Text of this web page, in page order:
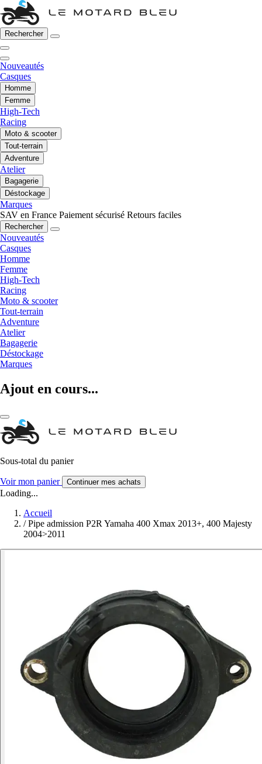
Rechercher
Nouveautés
Casques
Homme
Femme
High-Tech
Racing
Moto & scooter
Tout-terrain
Adventure
Atelier
Bagagerie
Déstockage
Marques
SAV en France Paiement sécurisé Retours faciles
Rechercher
Nouveautés
Casques
Homme
Femme
High-Tech
Racing
Moto & scooter
Tout-terrain
Adventure
Atelier
Bagagerie
Déstockage
Marques
Ajout en cours...
Sous-total du panier
Voir mon panier Continuer mes achats
Loading...
Accueil
/ Pipe admission P2R Yamaha 400 Xmax 2013+, 400 Majesty
2004>2011